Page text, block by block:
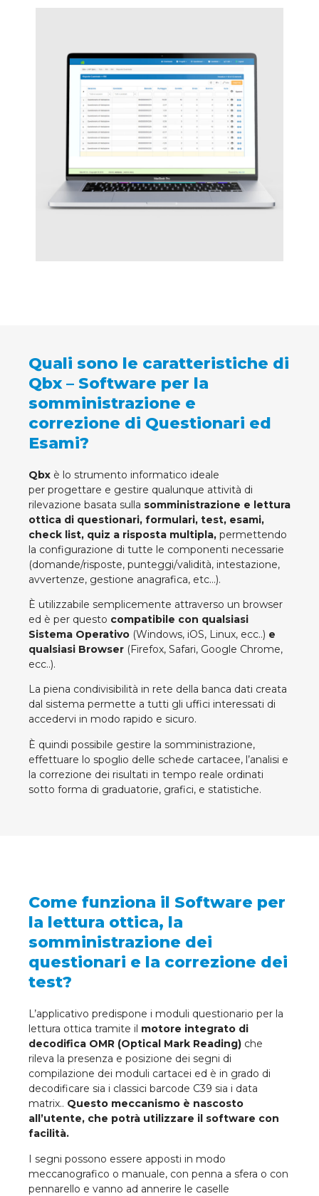
Quali sono le caratteristiche di
Qbx – Software per la
somministrazione e
correzione di Questionari ed
Esami?
Qbx è lo strumento informatico ideale
per progettare e gestire qualunque attività di
rilevazione basata sulla somministrazione e lettura
ottica di questionari, formulari, test, esami,
check list, quiz a risposta multipla, permettendo
la configurazione di tutte le componenti necessarie
(domande/risposte, punteggi/validità, intestazione,
avvertenze, gestione anagrafica, etc…).
È utilizzabile semplicemente attraverso un browser
ed è per questo compatibile con qualsiasi
Sistema Operativo (Windows, iOS, Linux, ecc..) e
qualsiasi Browser (Firefox, Safari, Google Chrome,
ecc..).
La piena condivisibilità in rete della banca dati creata
dal sistema permette a tutti gli uffici interessati di
accedervi in modo rapido e sicuro.
È quindi possibile gestire la somministrazione,
effettuare lo spoglio delle schede cartacee, l’analisi e
la correzione dei risultati in tempo reale ordinati
sotto forma di graduatorie, grafici, e statistiche.
Come funziona il Software per
la lettura ottica, la
somministrazione dei
questionari e la correzione dei
test?
L’applicativo predispone i moduli questionario per la
lettura ottica tramite il motore integrato di
decodifica OMR (Optical Mark Reading) che
rileva la presenza e posizione dei segni di
compilazione dei moduli cartacei ed è in grado di
decodificare sia i classici barcode C39 sia i data
matrix.. Questo meccanismo è nascosto
all’utente, che potrà utilizzare il software con
facilità.
I segni possono essere apposti in modo
meccanografico o manuale, con penna a sfera o con
pennarello e vanno ad annerire le caselle